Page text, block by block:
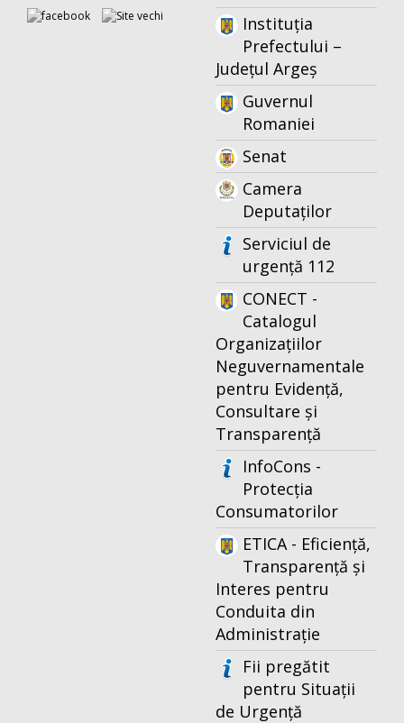
Instituția
Prefectului –
Județul Argeș
Guvernul
Romaniei
Senat
Camera
Deputaților
Serviciul de
urgență 112
CONECT -
Catalogul
Organizațiilor
Neguvernamentale
pentru Evidență,
Consultare și
Transparență
InfoCons -
Protecția
Consumatorilor
ETICA - Eficiență,
Transparență și
Interes pentru
Conduita din
Administrație
Fii pregătit
pentru Situații
de Urgență